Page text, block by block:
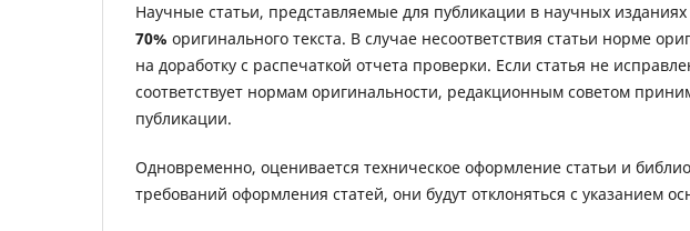
Научные статьи, представляемые для публикации в научных
70% оригинального текста. В случае несоответствия статьи норме
на доработку с распечаткой отчета проверки. Если статья не
соответствует нормам оригинальности, редакционным советом
публикации.
Одновременно, оценивается техническое оформление статьи и
требований оформления статей, они будут отклоняться с указанием